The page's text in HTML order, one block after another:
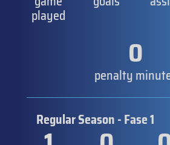
played
0
penalty
Regular Season - Fase 1